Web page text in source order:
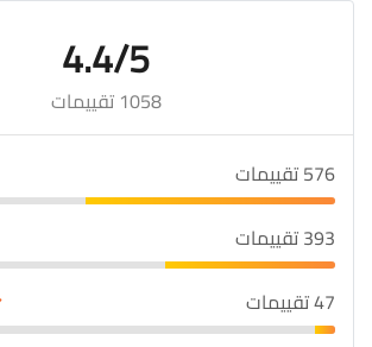
4.4/5
1058 تقييمات
576 تقييمات
393 تقييمات
47 تقييمات